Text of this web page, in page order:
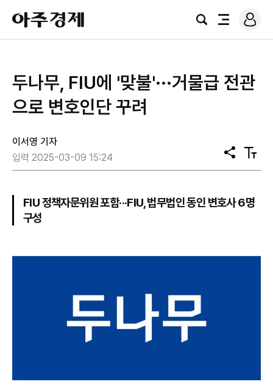
아
주
경
검
전
로
그
두나무, FIU에 '맞불'···거물급 전관
으로 변호인단 꾸려
이서영 기자
입력 2025-03-09 15:24
공
유
텍
스
기
FIU 정책자문위원 포함···FIU, 법무법인 동인 변호사 6명
구성